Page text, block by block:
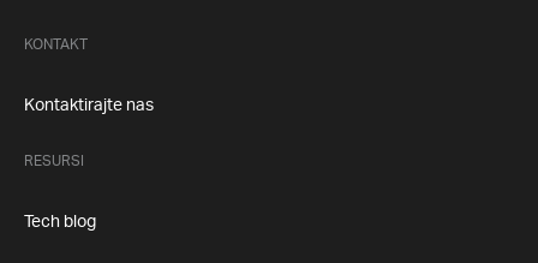
KONTAKT
Kontaktirajte nas
RESURSI
Tech blog